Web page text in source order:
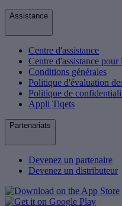
Assistance
Centre d'assistance
Centre d'assistance pour
Conditions générales
Politique d'évaluation
Politique de
Appli Tiqets
Partenariats
Devenez un partenaire
Devenez un distributeur